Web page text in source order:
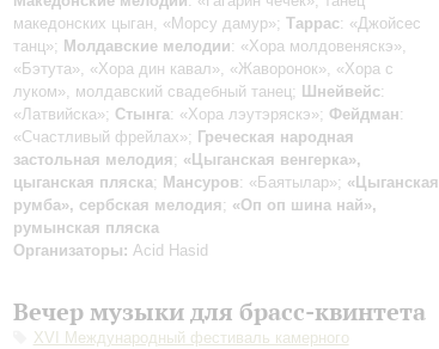
македонских цыган, «Морсу дамур»; Таррас: «Джойсес
танц»; Молдавские мелодии: «Хора молдовеняскэ»,
«Бэтута», «Хора дин кавал», «Жаворонок», «Хора с
луком», молдавский свадебный танец; Шнейвейс:
«Латвийска»; Стынга: «Хора лэутэряскэ»; Фейдман:
«Счастливый фрейлах»; Греческая народная
застольная мелодия; «Цыганская венгерка»,
цыганская пляска; Мансуров: «Баятылар»; «Цыганская
румба», сербская мелодия; «Оп оп шина най»,
румынская пляска
Организаторы: Acid Hasid
Вечер музыки для брасс-квинтета
XVI Международный фестиваль камерного